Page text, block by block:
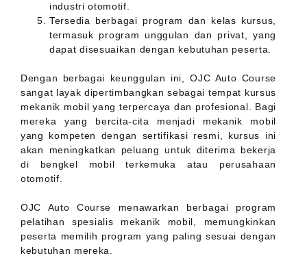
industri otomotif.
Tersedia berbagai program dan kelas kursus,
termasuk program unggulan dan privat, yang
dapat disesuaikan dengan kebutuhan peserta.
Dengan berbagai keunggulan ini, OJC Auto Course
sangat layak dipertimbangkan sebagai tempat kursus
mekanik mobil yang terpercaya dan profesional. Bagi
mereka yang bercita-cita menjadi mekanik mobil
yang kompeten dengan sertifikasi resmi, kursus ini
akan meningkatkan peluang untuk diterima bekerja
di bengkel mobil terkemuka atau perusahaan
otomotif.
OJC Auto Course menawarkan berbagai program
pelatihan spesialis mekanik mobil, memungkinkan
peserta memilih program yang paling sesuai dengan
kebutuhan mereka.